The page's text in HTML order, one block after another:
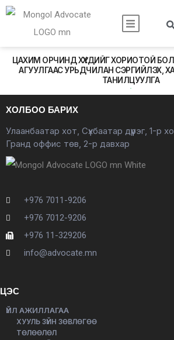
ЦАХИМ ОРЧИНД ХҮҮХДИЙГ ХОРИОТОЙ
АГУУЛГААС УРЬДЧИЛАН СЭРГИЙЛЭХ,
ТАНИЛЦУУЛГА
ХОЛБОО БАРИХ
Улаанбаатар хот, Сүхбаатар дүүрэг, 1-р
Гранд оффис төв, 2-р давхар
+976 7011-9206
+976 7012-9206
+976 11-329206
info@advocate.mn
ЦЭС
ҮЙЛ АЖИЛЛАГАА
ХУУЛЬ ЗҮЙН ЗӨВЛӨГӨӨ
ТӨЛӨӨЛӨЛ